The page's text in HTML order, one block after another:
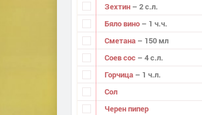
Зехтин – 2 с.л.
Бяло вино – 1 ч.ч.
Сметана – 150 мл
Соев сос – 4 с.л.
Горчица – 1 ч.л.
Сол
Черен пипер